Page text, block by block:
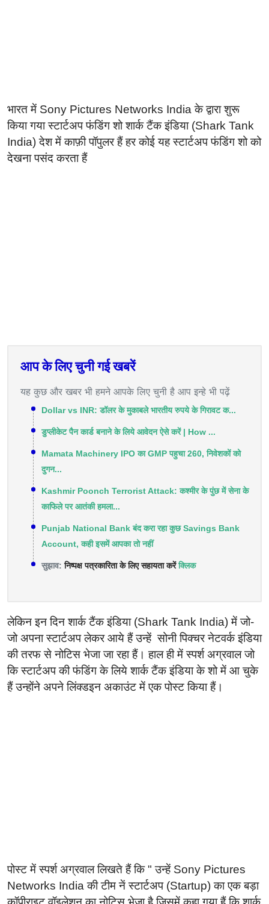
भारत में Sony Pictures Networks India के द्वारा शुरू
किया गया स्टार्टअप फंडिंग शो शार्क टैंक इंडिया (Shark Tank
India) देश में काफ़ी पॉपुलर हैं हर कोई यह स्टार्टअप फंडिंग शो को
देखना पसंद करता हैं
आप के लिए चुनी गई खबरें
यह कुछ और खबर भी हमने आपके लिए चुनी है आप इन्हे भी पढ़ें
Dollar vs INR: डॉलर के मुकाबले भारतीय रुपये के गिरावट क...
डुप्लीकेट पैन कार्ड बनाने के लिये आवेदन ऐसे करें | How ...
Mamata Machinery IPO का GMP पहुचा 260, निवेशकों को
दुगन...
Kashmir Poonch Terrorist Attack: कश्मीर के पुंछ में सेना के
काफिले पर आतंकी हमला...
Punjab National Bank बंद करा रहा कुछ Savings Bank
Account, कही इसमें आपका तो नहीं
सुझाव:निष्पक्ष पत्रकारिता के लिए सहायता करेंक्लिक
लेकिन इन दिन शार्क टैंक इंडिया (Shark Tank India) में जो-
जो अपना स्टार्टअप लेकर आये हैं उन्हें सोनी पिक्चर नेटवर्क इंडिया
की तरफ से नोटिस भेजा जा रहा हैं। हाल ही में स्पर्श अग्रवाल जो
कि स्टार्टअप की फंडिंग के लिये शार्क टैंक इंडिया के शो में आ चुके
हैं उन्होंने अपने लिंक्डइन अकाउंट में एक पोस्ट किया हैं।
पोस्ट में स्पर्श अग्रवाल लिखते हैं कि " उन्हें Sony Pictures
Networks India की टीम नें स्टार्टअप (Startup) का एक बड़ा